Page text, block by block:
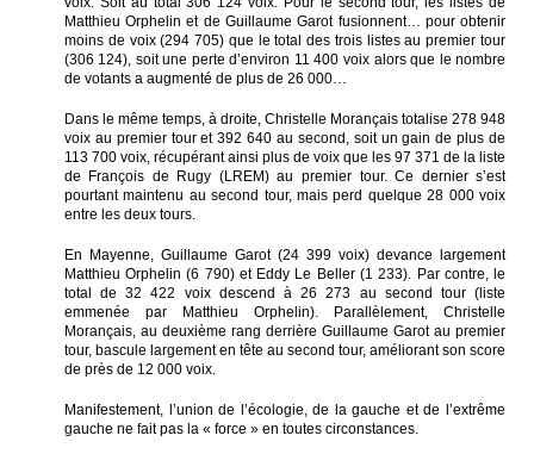
Matthieu Orphelin et de Guillaume Garot fusionnent… pour obtenir
moins de voix (294 705) que le total des trois listes au premier tour
(306 124), soit une perte d’environ 11 400 voix alors que le nombre
de votants a augmenté de plus de 26 000…
Dans le même temps, à droite, Christelle Morançais totalise 278 948
voix au premier tour et 392 640 au second, soit un gain de plus de
113 700 voix, récupérant ainsi plus de voix que les 97 371 de la liste
de François de Rugy (LREM) au premier tour. Ce dernier s’est
pourtant maintenu au second tour, mais perd quelque 28 000 voix
entre les deux tours.
En Mayenne, Guillaume Garot (24 399 voix) devance largement
Matthieu Orphelin (6 790) et Eddy Le Beller (1 233). Par contre, le
total de 32 422 voix descend à 26 273 au second tour (liste
emmenée par Matthieu Orphelin). Parallèlement, Christelle
Morançais, au deuxième rang derrière Guillaume Garot au premier
tour, bascule largement en tête au second tour, améliorant son score
de près de 12 000 voix.
Manifestement, l’union de l’écologie, de la gauche et de l’extrême
gauche ne fait pas la « force » en toutes circonstances.